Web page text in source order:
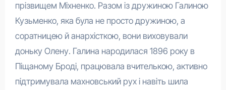
прізвищем Міхненко. Разом із дружиною Галиною
Кузьменко, яка була не просто дружиною, а
соратницею й анархісткою, вони виховували
доньку Олену. Галина народилася 1896 року в
Піщаному Броді, працювала вчителькою, активно
підтримувала махновський рух і навіть шила